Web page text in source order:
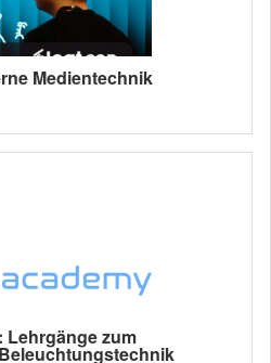
Medientechnik
Lehrgänge zum